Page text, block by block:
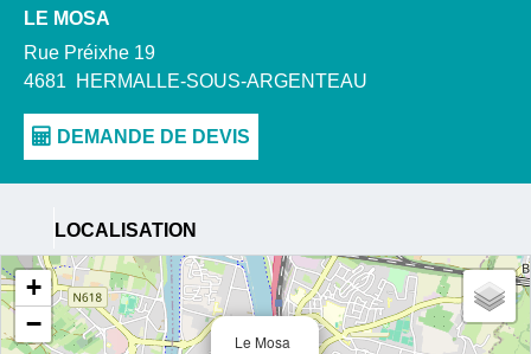
LE MOSA
Rue Préixhe 19
4681
HERMALLE-SOUS-ARGENTEAU
LOCALISATION
Le Mosa
+
−